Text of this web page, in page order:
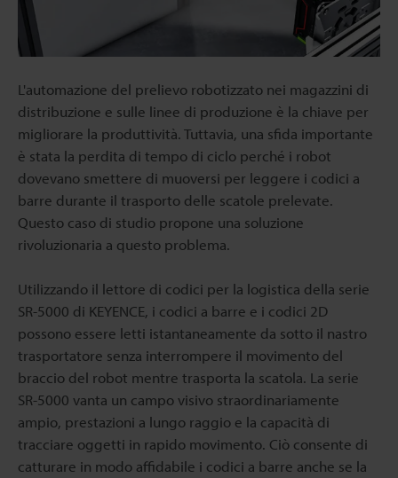
L'automazione del prelievo robotizzato nei magazzini di
distribuzione e sulle linee di produzione è la chiave per
migliorare la produttività. Tuttavia, una sfida importante
è stata la perdita di tempo di ciclo perché i robot
dovevano smettere di muoversi per leggere i codici a
barre durante il trasporto delle scatole prelevate.
Questo caso di studio propone una soluzione
rivoluzionaria a questo problema.
Utilizzando il lettore di codici per la logistica della serie
SR-5000 di KEYENCE, i codici a barre e i codici 2D
possono essere letti istantaneamente da sotto il nastro
trasportatore senza interrompere il movimento del
braccio del robot mentre trasporta la scatola. La serie
SR-5000 vanta un campo visivo straordinariamente
ampio, prestazioni a lungo raggio e la capacità di
tracciare oggetti in rapido movimento. Ciò consente di
catturare in modo affidabile i codici a barre anche se la